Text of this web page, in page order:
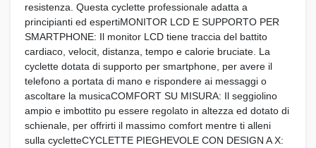
resistenza. Questa cyclette professionale adatta a
principianti ed espertiMONITOR LCD E SUPPORTO PER
SMARTPHONE: Il monitor LCD tiene traccia del battito
cardiaco, velocit, distanza, tempo e calorie bruciate. La
cyclette dotata di supporto per smartphone, per avere il
telefono a portata di mano e rispondere ai messaggi o
ascoltare la musicaCOMFORT SU MISURA: Il seggiolino
ampio e imbottito pu essere regolato in altezza ed dotato di
schienale, per offrirti il massimo comfort mentre ti alleni
sulla cycletteCYCLETTE PIEGHEVOLE CON DESIGN A X: